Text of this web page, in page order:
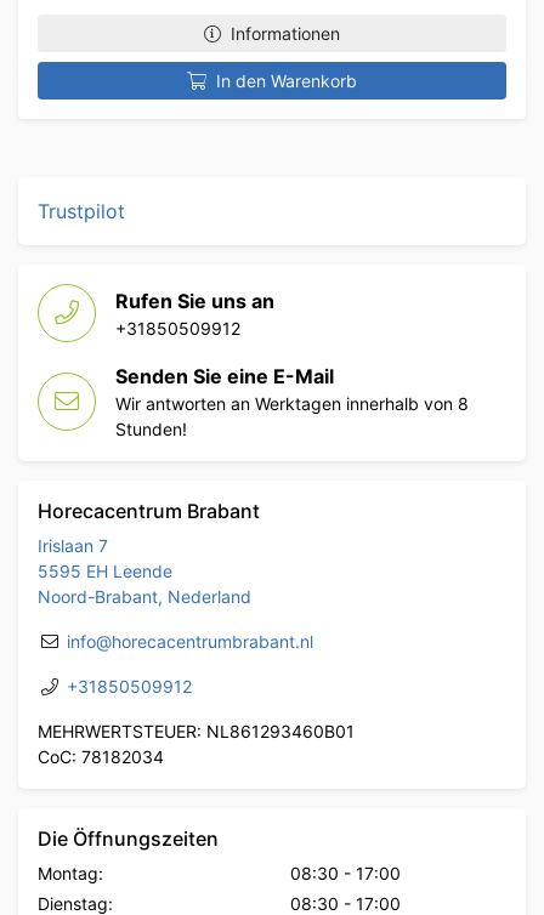
Informationen
In den Warenkorb
Trustpilot
Rufen Sie uns an
+31850509912
Senden Sie eine E-Mail
Wir antworten an Werktagen innerhalb von 8
Stunden!
Horecacentrum Brabant
Irislaan 7
5595 EH Leende
Noord-Brabant, Nederland
info@horecacentrumbrabant.nl
+31850509912
MEHRWERTSTEUER: NL861293460B01
CoC: 78182034
Die Öffnungszeiten
Montag: 08:30 - 17:00
Dienstag:
08:30 - 17:00